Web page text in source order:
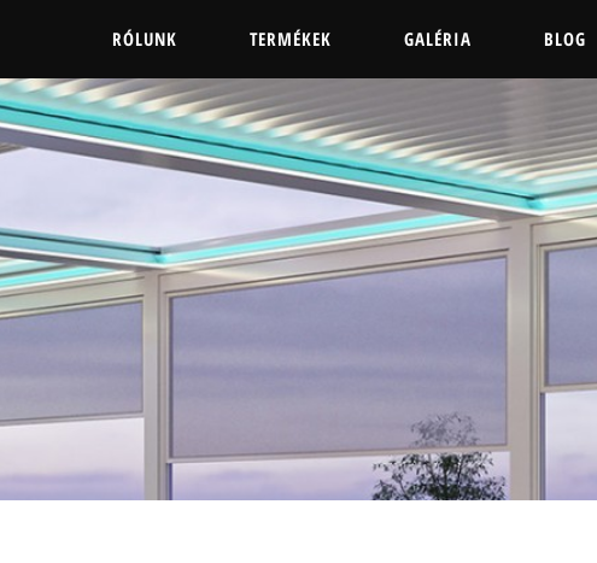
BLOG
GALÉRIA
TERMÉKEK
RÓLUNK